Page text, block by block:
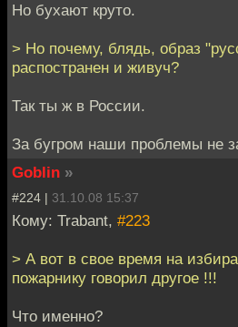
Но бухают круто.
> Но почему, блядь, образ
распостранен и живуч?
Так ты ж в России.
За бугром наши проблемы не
Goblin »
#224 | 31.10.08 15:37
Кому: Trabant, #223
> А вот в свое время на
пожарнику говорил другое !!!
Что именно?